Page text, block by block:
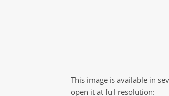
This image is available in
open it at full resolution: